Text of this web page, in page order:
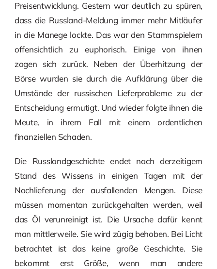
Preisentwicklung. Gestern war deutlich zu spüren,
dass die Russland-Meldung immer mehr Mitläufer
in die Manege lockte. Das war den Stammspielern
offensichtlich zu euphorisch. Einige von ihnen
zogen sich zurück. Neben der Überhitzung der
Börse wurden sie durch die Aufklärung über die
Umstände der russischen Lieferprobleme zu der
Entscheidung ermutigt. Und wieder folgte ihnen die
Meute, in ihrem Fall mit einem ordentlichen
finanziellen Schaden.
Die Russlandgeschichte endet nach derzeitigem
Stand des Wissens in einigen Tagen mit der
Nachlieferung der ausfallenden Mengen. Diese
müssen momentan zurückgehalten werden, weil
das Öl verunreinigt ist. Die Ursache dafür kennt
man mittlerweile. Sie wird zügig behoben. Bei Licht
betrachtet ist das keine große Geschichte. Sie
bekommt erst Größe, wenn man andere